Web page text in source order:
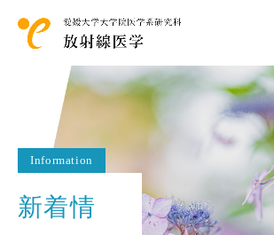
Information
新着情